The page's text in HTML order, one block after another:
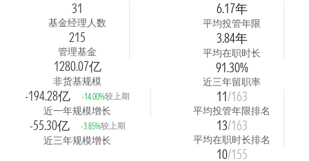
31
基金经理人数
215
管理基金
1280.07亿
非货基规模
-194.28亿 -14.00%较上期
近一年规模增长
-55.30亿 -3.85%较上期
近三年规模增长
6.17年
平均投管年限
3.84年
平均在职时长
91.30%
近三年留职率
11/163
平均投管年限排名
13/163
平均在职时长排名
10/155